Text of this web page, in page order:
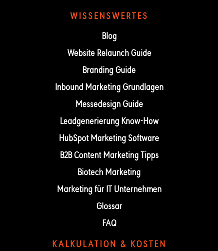
WISSENSWERTES
Blog
Website Relaunch Guide
Branding Guide
Inbound Marketing Grundlagen
Messedesign Guide
Leadgenerierung Know-How
HubSpot Marketing Software
B2B Content Marketing Tipps
Biotech Marketing
Marketing für IT Unternehmen
Glossar
FAQ
KALKULATION & KOSTEN